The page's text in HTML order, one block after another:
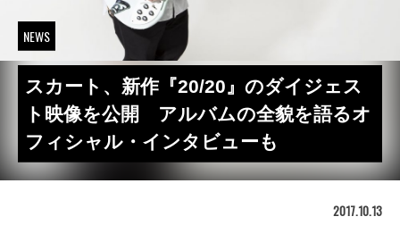
NEWS
スカート、新作『20/20』のダイジェス
ト映像を公開 アルバムの全貌を語るオ
フィシャル・インタビューも
2017.10.13